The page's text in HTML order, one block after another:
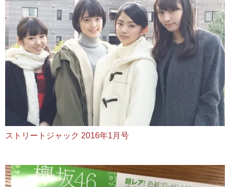
ストリートジャック 2016年1月号